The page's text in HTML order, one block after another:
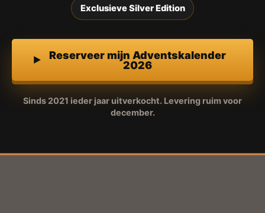
Exclusieve Silver Edition
Reserveer mijn Adventskalender
2026
Sinds 2021 ieder jaar uitverkocht. Levering ruim voor
december.